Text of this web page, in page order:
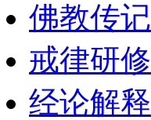
佛教传记
戒律研修
经论解释